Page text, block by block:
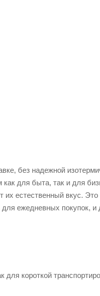
без надежной
для быта, так и для
их естественный вкус. Это
ежедневных покупок, и
короткой